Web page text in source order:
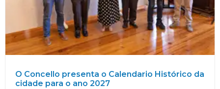
O Concello presenta o Calendario Histórico da
cidade para o ano 2027